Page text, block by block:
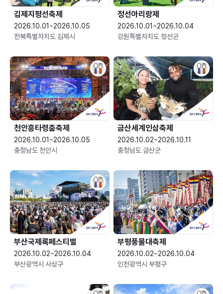
김제지평선축제
2026.10.01~2026.10.05
전북특별자치도 김제시
정선아리랑제
2026.10.01~2026.10.04
강원특별자치도 정선군
천안흥타령춤축제
2026.10.01~2026.10.05
충청남도 천안시
금산세계인삼축제
2026.10.02~2026.10.11
충청남도 금산군
부산국제록페스티벌
2026.10.02~2026.10.04
부산광역시 사상구
부평풍물대축제
2026.10.02~2026.10.04
인천광역시 부평구